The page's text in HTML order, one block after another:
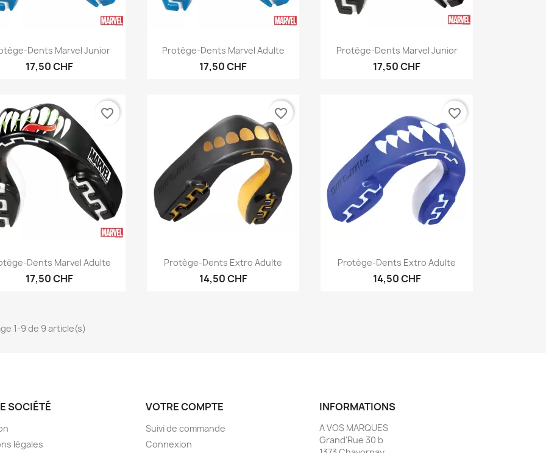
Aperçu rapide
Dents Marvel Junior
17,50 CHF
Aperçu rapide
Protège-Dents Marvel Adulte
17,50 CHF
Aperçu rapide
Protège-Dents Marvel Junior
17,50 CHF
Aperçu rapide
Dents Marvel Adulte
17,50 CHF
favorite_border
Aperçu rapide
Protège-Dents Extro Adulte
14,50 CHF
favorite_border
Aperçu rapide
Protège-Dents Extro Adulte
14,50 CHF
favorite_border
1-9 de 9 article(s)
SOCIÉTÉ
légales
VOTRE COMPTE
Suivi de commande
Connexion
INFORMATIONS
A VOS MARQUES
Grand'Rue 30 b